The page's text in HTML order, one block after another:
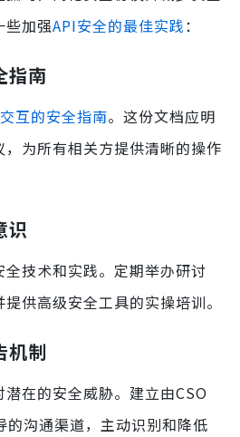
些加强API安全的最佳实践：
指南
互的安全指南。这份文档应明
为所有相关方提供清晰的操作
识
技术和实践。定期举办研讨
供高级安全工具的实操培训。
机制
在的安全威胁。建立由CSO
的沟通渠道，主动识别和降低